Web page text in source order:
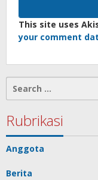
This site uses
your comment
for:
Rubrikasi
Anggota
Berita